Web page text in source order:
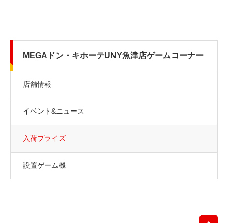
MEGAドン・キホーテUNY魚津店ゲームコーナー
店舗情報
イベント&ニュース
入荷プライズ
設置ゲーム機